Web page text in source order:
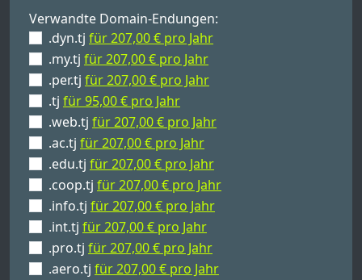
Verwandte Domain-Endungen:
.dyn.tj für 207,00 € pro Jahr
.my.tj für 207,00 € pro Jahr
.per.tj für 207,00 € pro Jahr
.tj für 95,00 € pro Jahr
.web.tj für 207,00 € pro Jahr
.ac.tj für 207,00 € pro Jahr
.edu.tj für 207,00 € pro Jahr
.coop.tj für 207,00 € pro Jahr
.info.tj für 207,00 € pro Jahr
.int.tj für 207,00 € pro Jahr
.pro.tj für 207,00 € pro Jahr
.aero.tj für 207,00 € pro Jahr